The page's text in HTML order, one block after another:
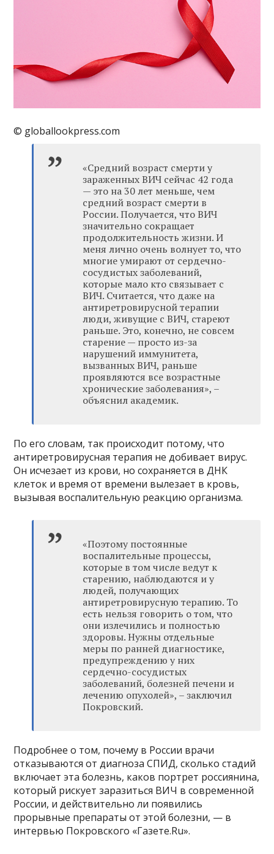
© globallookpress.com
«Средний возраст смерти у
зараженных ВИЧ сейчас 42 года
— это на 30 лет меньше, чем
средний возраст смерти в
России. Получается, что ВИЧ
значительно сокращает
продолжительность жизни. И
меня лично очень волнует то, что
многие умирают от сердечно-
сосудистых заболеваний,
которые мало кто связывает с
ВИЧ. Считается, что даже на
антиретровирусной терапии
люди, живущие с ВИЧ, стареют
раньше. Это, конечно, не совсем
старение — просто из-за
нарушений иммунитета,
вызванных ВИЧ, раньше
проявляются все возрастные
хронические заболевания», –
объяснил академик.
По его словам, так происходит потому, что
антиретровирусная терапия не добивает вирус.
Он исчезает из крови, но сохраняется в ДНК
клеток и время от времени вылезает в кровь,
вызывая воспалительную реакцию организма.
«Поэтому постоянные
воспалительные процессы,
которые в том числе ведут к
старению, наблюдаются и у
людей, получающих
антиретровирусную терапию. То
есть нельзя говорить о том, что
они излечились и полностью
здоровы. Нужны отдельные
меры по ранней диагностике,
предупреждению у них
сердечно-сосудистых
заболеваний, болезней печени и
лечению опухолей», – заключил
Покровский.
Подробнее о том, почему в России врачи
отказываются от диагноза СПИД, сколько стадий
включает эта болезнь, каков портрет россиянина,
который рискует заразиться ВИЧ в современной
России, и действительно ли появились
прорывные препараты от этой болезни, — в
интервью Покровского «Газете.Ru».